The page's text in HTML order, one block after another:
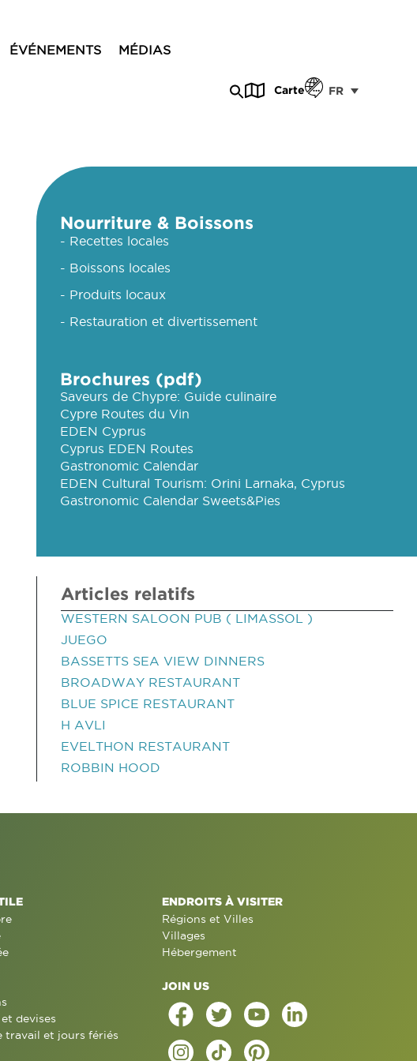
ÉVÉNEMENTS MÉDIAS
Carte FR
Nourriture & Boissons
- Recettes locales
- Boissons locales
- Produits locaux
- Restauration et divertissement
Brochures (pdf)
Saveurs de Chypre: Guide culinaire
Cypre Routes du Vin
EDEN Cyprus
Cyprus EDEN Routes
Gastronomic Calendar
EDEN Cultural Tourism: Orini Larnaka, Cyprus
Gastronomic Calendar Sweets&Pies
Articles relatifs
WESTERN SALOON PUB ( LIMASSOL )
JUEGO
BASSETTS SEA VIEW DINNERS
BROADWAY RESTAURANT
BLUE SPICE RESTAURANT
H AVLI
EVELTHON RESTAURANT
ROBBIN HOOD
devises
travail et jours fériés
ENDROITS À VISITER
Régions et Villes
Villages
Hébergement
JOIN US